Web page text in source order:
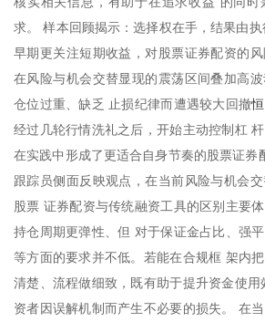
求。 样本回顾揭示：选择权在手，结果由
早期更关注短期收益，对股票证券配资的风
在风险与机会交替显现的震荡区间叠加高
仓位过重、缺乏 止损纪律而遭遇较大回撤
经过几轮行情洗礼之后，开始主动控制杠
在实践中形成了更适合自身节奏的股票证券
跟踪员侧面反映观点，在当前风险与机会
股票 证券配资与传统融资工具的区别主要
持仓周期更弹性、但 对于保证金占比、强
等方面的要求并不低。若能在合规框 架内
清楚、流程做细致，既有助于提升资金使
资者因误解机制而产生不必要的损失。 在